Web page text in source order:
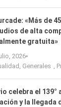
«Más de
de alta
gratuita»
2026
Generales
celebra el
y la llegada